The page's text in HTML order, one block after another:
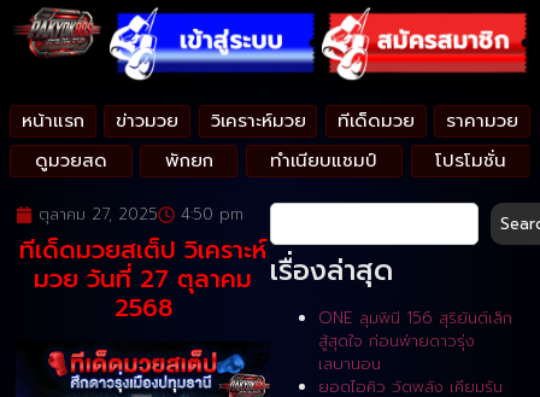
หน้าแรก ข่าวมวย วิเคราะห์มวย ทีเด็ดมวย
ราคามวย
ดูมวยสด
พักยก ทำเนียบแชมป์ โปรโมชั่น
ตุลาคม 27, 2025 4:50 pm
ทีเด็ดมวยสเต็ป วิเคราะห์
มวย วันที่ 27 ตุลาคม
2568
เรื่องล่าสุด
ONE ลุมพินี 156 สุริยันต์เล็ก
สู้สุดใจ ก่อนพ่ายดาวรุ่ง
เลบานอน
ยอดไอคิว วัดพลัง เคียมรัน